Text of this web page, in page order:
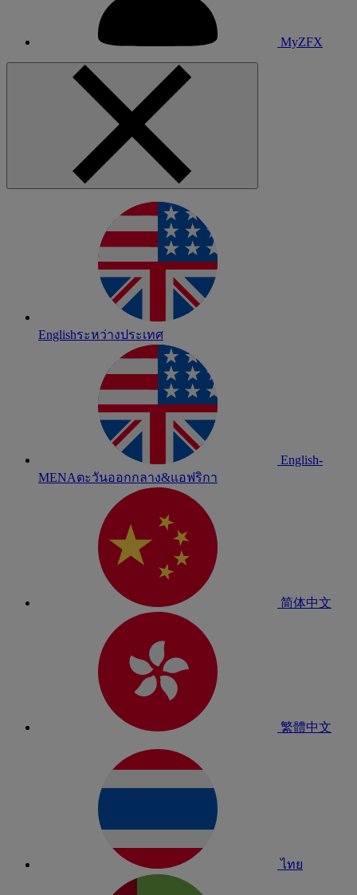
MyZFX
Englishระหว่างประเทศ
English-
MENAตะวันออกกลาง&แอฟริกา
简体中文
繁體中文
ไทย